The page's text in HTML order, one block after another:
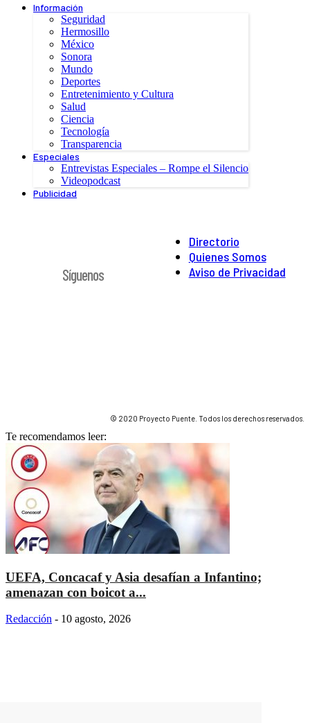
Información
Seguridad
Hermosillo
México
Sonora
Mundo
Deportes
Entretenimiento y Cultura
Salud
Ciencia
Tecnología
Transparencia
Especiales
Entrevistas Especiales – Rompe el Silencio
Videopodcast
Publicidad
Directorio
Quienes Somos
Aviso de Privacidad
Síguenos
© 2020 Proyecto Puente. Todos los derechos reservados.
Te recomendamos leer:
UEFA, Concacaf y Asia desafían a Infantino;
amenazan con boicot a...
Redacción - 10 agosto, 2026